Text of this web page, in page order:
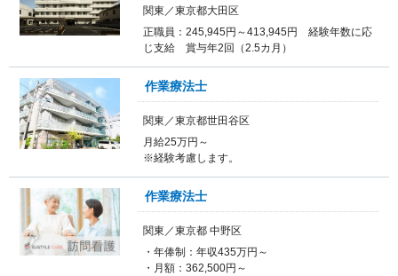
関東／東京都大田区
正職員：245,945円～413,945円 経験年数に応
じ支給 賞与年2回（2.5カ月）
作業療法士
関東／東京都世田谷区
月給25万円～
※経験考慮します。
作業療法士
関東／東京都 中野区
・年俸制：年収435万円～
・月額：362,500円～